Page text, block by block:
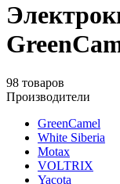
98 товаров
Производители
GreenCamel
White Siberia
Motax
VOLTRIX
Yacota